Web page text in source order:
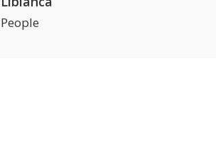
People